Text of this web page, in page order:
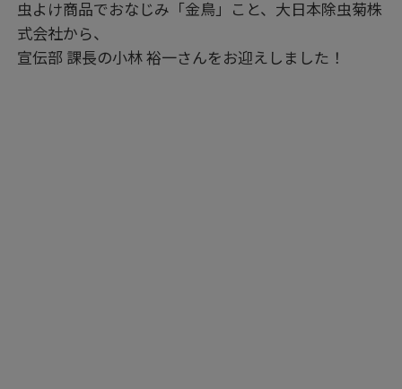
虫よけ商品でおなじみ「金鳥」こと、大日本除虫菊株
式会社から、
宣伝部 課長の小林 裕一さんをお迎えしました！